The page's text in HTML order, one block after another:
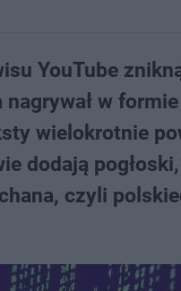
YouTube
w
wielokrotnie
dodają
czyli